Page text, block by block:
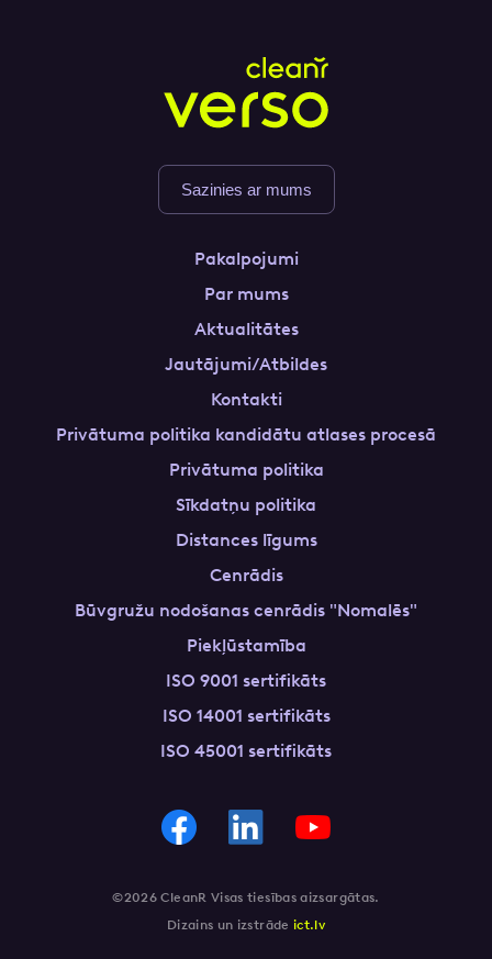
Sazinies ar mums
Pakalpojumi
Par mums
Aktualitātes
Jautājumi/Atbildes
Kontakti
Privātuma politika kandidātu atlases procesā
Privātuma politika
Sīkdatņu politika
Distances līgums
Cenrādis
Būvgružu nodošanas cenrādis "Nomalēs"
Piekļūstamība
ISO 9001 sertifikāts
ISO 14001 sertifikāts
ISO 45001 sertifikāts
©2026 CleanR Visas tiesības aizsargātas.
Dizains un izstrāde ict.lv